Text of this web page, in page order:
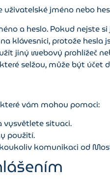
uživatelské jméno nebo
a heslo. Pokud nejste
klávesnici, protože hesla
jiný webový prohlížeč
selžou, může být
vám mohou pomoci:
situaci.
použití.
komunikaci od